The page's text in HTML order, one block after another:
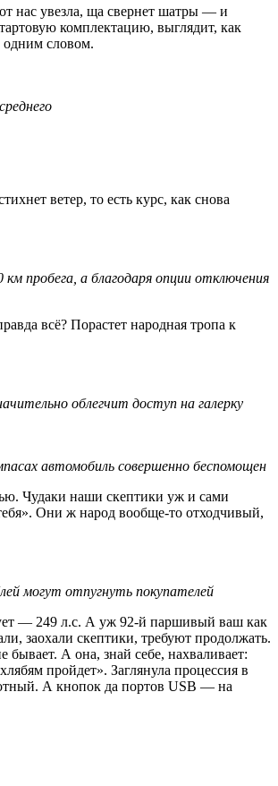
нас увезла, ща свернет шатры — и
комплектацию, выглядит, как
словом.
ветер, то есть курс, как снова
пробега, а благодаря опции отключения
всё? Порастет народная тропа к
облегчит доступ на галерку
автомобиль совершенно беспомощен
Чудаки наши скептики уж и сами
Они ж народ вообще-то отходчивый,
могут отпугнуть покупателей
— 249 л.с. А уж 92-й паршивый ваш как
заохали скептики, требуют продолжать.
А она, знай себе, нахваливает:
пройдет». Заглянула процессия в
А кнопок да портов USB — на